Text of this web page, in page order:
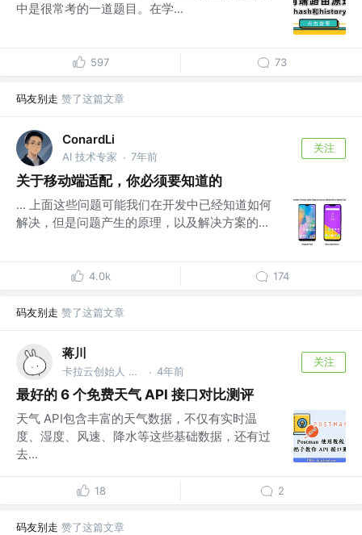
中是很常考的一道题目。在学...
597 73
码友别走 赞了这篇文章
ConardLi
AI 技术专家 · 7年前
关注
关于移动端适配，你必须要知道的
... 上面这些问题可能我们在开发中已经知道如何
解决，但是问题产生的原理，以及解决方案的...
4.0k 174
码友别走 赞了这篇文章
蒋川
卡拉云创始人 @卡拉云 · 4年前
关注
最好的 6 个免费天气 API 接口对比测评
天气 API包含丰富的天气数据，不仅有实时温
度、湿度、风速、降水等这些基础数据，还有过
去...
18 2
码友别走 赞了这篇文章